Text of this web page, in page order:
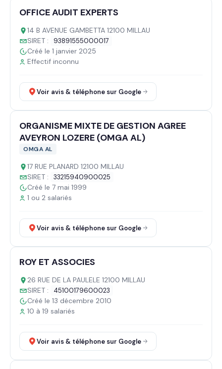
OFFICE AUDIT EXPERTS
14 B AVENUE GAMBETTA 12100 MILLAU
SIRET :
93891555000017
Créé le 1 janvier 2025
Effectif inconnu
Voir avis & téléphone sur Google
ORGANISME MIXTE DE GESTION AGREE
AVEYRON LOZERE (OMGA AL)
OMGA AL
17 RUE PLANARD 12100 MILLAU
SIRET :
33215940900025
Créé le 7 mai 1999
1 ou 2 salariés
Voir avis & téléphone sur Google
ROY ET ASSOCIES
26 RUE DE LA PAULELE 12100 MILLAU
SIRET :
45100179600023
Créé le 13 décembre 2010
10 à 19 salariés
Voir avis & téléphone sur Google